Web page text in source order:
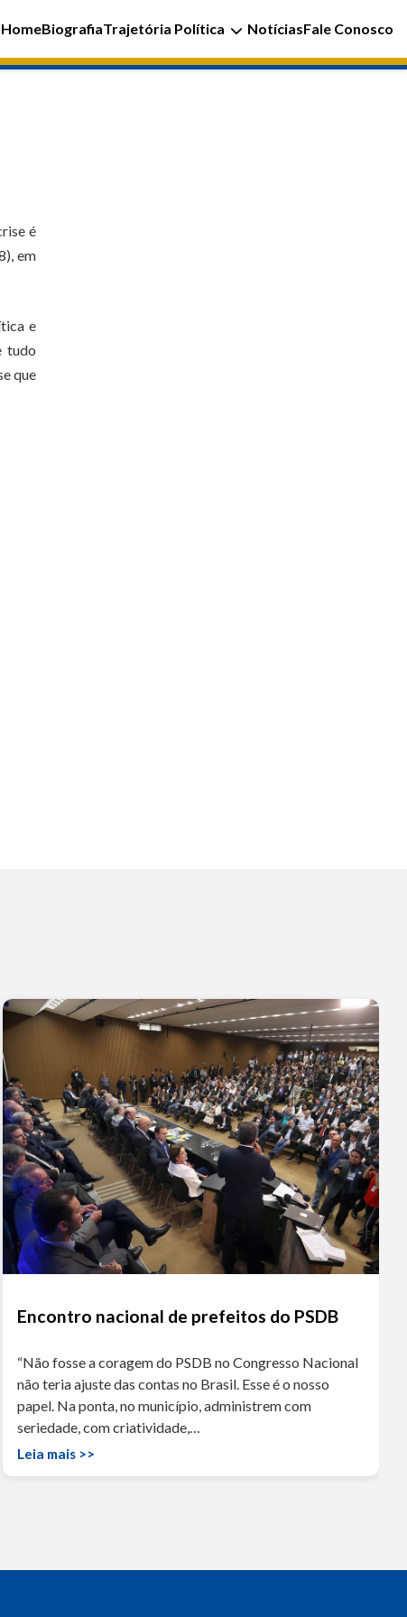
HomeBiografiaTrajetória Política NotíciasFale Conosco
é
em
e
tudo
que
Encontro nacional de prefeitos do PSDB
“Não fosse a coragem do PSDB no Congresso Nacional
não teria ajuste das contas no Brasil. Esse é o nosso
papel. Na ponta, no município, administrem com
seriedade, com criatividade,…
Leia mais >>